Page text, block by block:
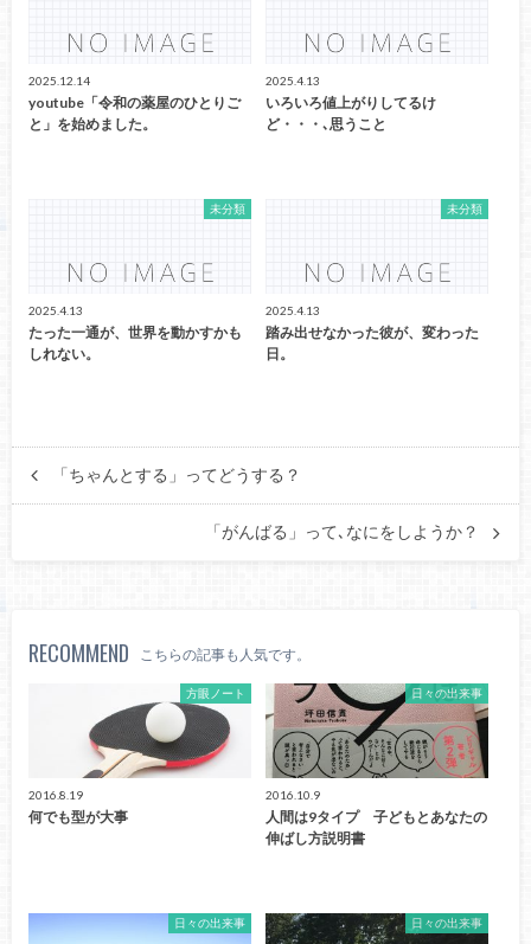
2025.12.14
youtube「令和の薬屋のひとりご
と」を始めました。
2025.4.13
いろいろ値上がりしてるけ
ど・・・､思うこと
未分類
2025.4.13
たった一通が、世界を動かすかも
しれない。
未分類
2025.4.13
踏み出せなかった彼が、変わった
日。
「ちゃんとする」ってどうする？
「がんばる」って､なにをしようか？
RECOMMEND こちらの記事も人気です。
方眼ノート
2016.8.19
何でも型が大事
日々の出来事
2016.10.9
人間は9タイプ 子どもとあなたの
伸ばし方説明書
日々の出来事 日々の出来事